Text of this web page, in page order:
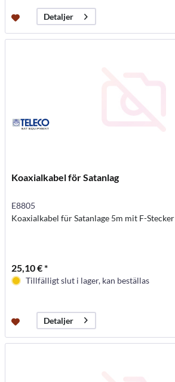
Detaljer
Koaxialkabel för Satanlag
E8805
Koaxialkabel für Satanlage 5m mit F-Stecker
25,10 € *
Tillfälligt slut i lager, kan beställas
Detaljer